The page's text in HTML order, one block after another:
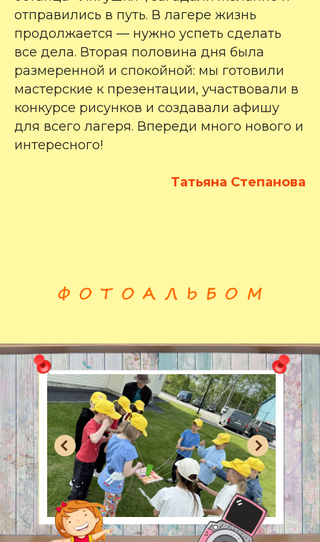
отправились в путь. В лагере жизнь
продолжается — нужно успеть сделать
все дела. Вторая половина дня была
размеренной и спокойной: мы готовили
мастерские к презентации, участвовали в
конкурсе рисунков и создавали афишу
для всего лагеря. Впереди много нового и
интересного!
Татьяна Степанова